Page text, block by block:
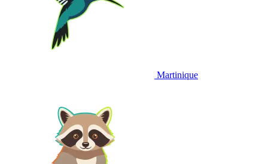
Martinique